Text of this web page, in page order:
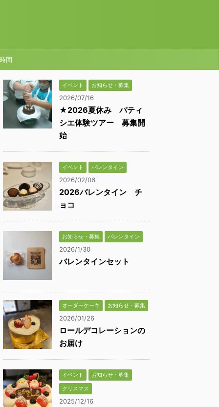
間
イベント お知らせ・募集
2026/07/16
★2026夏休み パティ
シエ体験ツアー 募集開
始
イベント バレンタイン
2026/02/06
2026バレンタイン チ
ョコ
お知らせ・募集 バレンタイン
2026/1/30
バレンタインセット
オーダーケーキ お知らせ・募集
2026/01/26
ロールデコレーションの
お届け
イベント
お知らせ・募集
クリスマス
2025/12/16